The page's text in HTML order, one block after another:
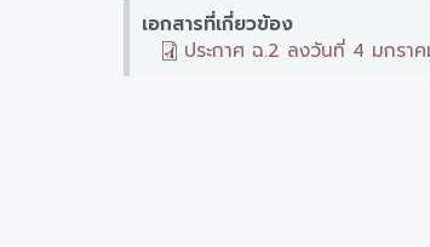
เอกสารที่เกี่ยวข้อง
ประกาศ ฉ.2 ลงวันที่ 4 มกรา